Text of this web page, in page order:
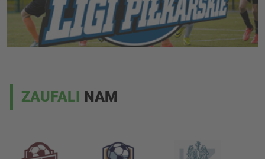
ZAUFALI NAM